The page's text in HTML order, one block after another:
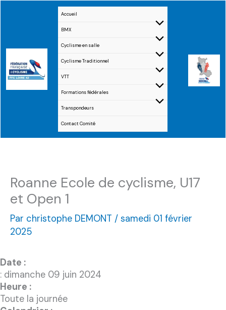
Accueil
BMX
Cyclisme en salle
Cyclisme Traditionnel
VTT
Formations fédérales
Transpondeurs
Contact Comité
Roanne Ecole de cyclisme, U17
et Open 1
Par christophe DEMONT / samedi 01 février
2025
Date :
: dimanche 09 juin 2024
Heure :
Toute la journée